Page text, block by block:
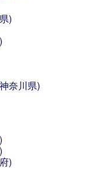
)
奈川県)
)